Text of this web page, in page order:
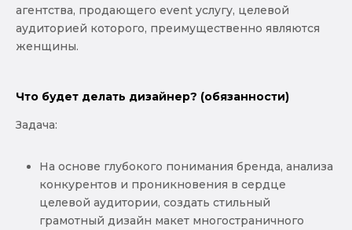
агентства, продающего event услугу, целевой
аудиторией которого, преимущественно являются
женщины.
Что будет делать дизайнер? (обязанности)
Задача:
На основе глубокого понимания бренда, анализа
конкурентов и проникновения в сердце
целевой аудитории, создать стильный
грамотный дизайн макет многостраничного